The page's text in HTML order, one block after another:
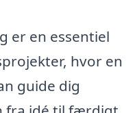
er en essentiel
hvor en
guide dig